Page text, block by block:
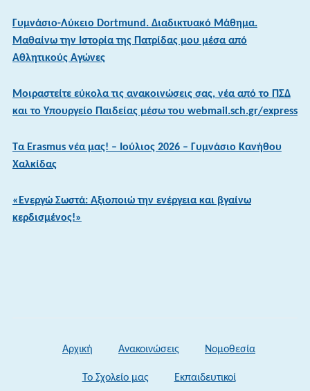
Γυμνάσιο-Λύκειο Dortmund. Διαδικτυακό Μάθημα.
Μαθαίνω την Ιστορία της Πατρίδας μου μέσα από
Αθλητικούς Αγώνες
Μοιραστείτε εύκολα τις ανακοινώσεις σας, νέα από το ΠΣΔ
και το Υπουργείο Παιδείας μέσω του webmail.sch.gr/express
Τα Erasmus νέα μας! – Ιούλιος 2026 – Γυμνάσιο Κανήθου
Χαλκίδας
«Ενεργώ Σωστά: Αξιοποιώ την ενέργεια και βγαίνω
κερδισμένος!»
Αρχική Ανακοινώσεις Νομοθεσία
Το Σχολείο μας Εκπαιδευτικοί